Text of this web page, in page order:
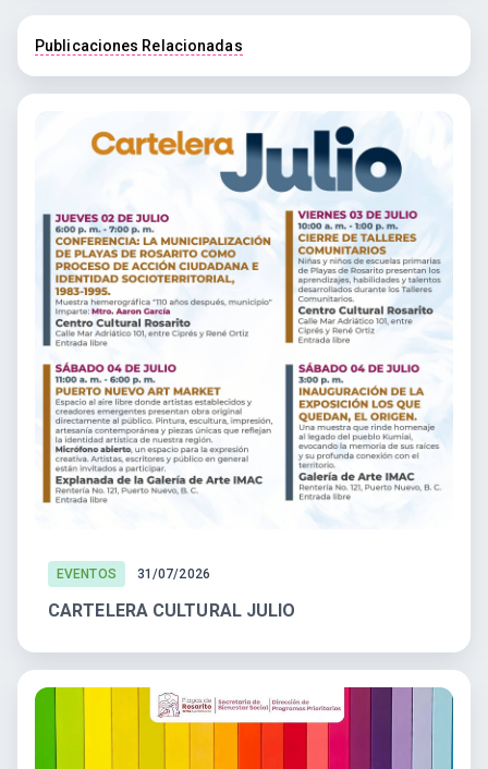
Publicaciones Relacionadas
EVENTOS 31/07/2026
CARTELERA CULTURAL JULIO